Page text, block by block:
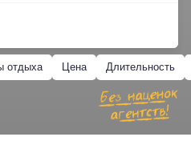
отдыха Цена Длительность